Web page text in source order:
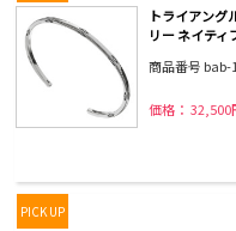
トライアング
リー ネイテ
商品番号 bab-
価格： 32,500
PICK UP